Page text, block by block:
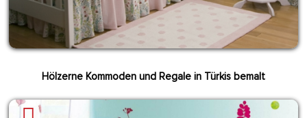
Hölzerne Kommoden und Regale in Türkis bemalt